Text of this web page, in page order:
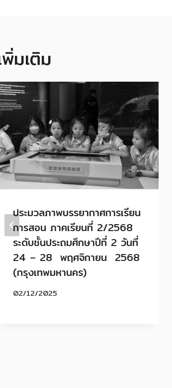
พิ่มเติม
ประมวลภาพบรรยากาศการเรียน
การสอน ภาคเรียนที่ 2/2568
ระดับชั้นประถมศึกษาปีที่ 2 วันที่
24 – 28 พฤศจิกายน 2568
(กรุงเทพมหานคร)
02/12/2025